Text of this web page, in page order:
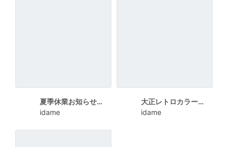
夏季休業お知らせカレンダーポスター
idame
大正レトロカラーの祭りポスター
idame